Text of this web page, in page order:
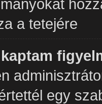
a tetejére
egy